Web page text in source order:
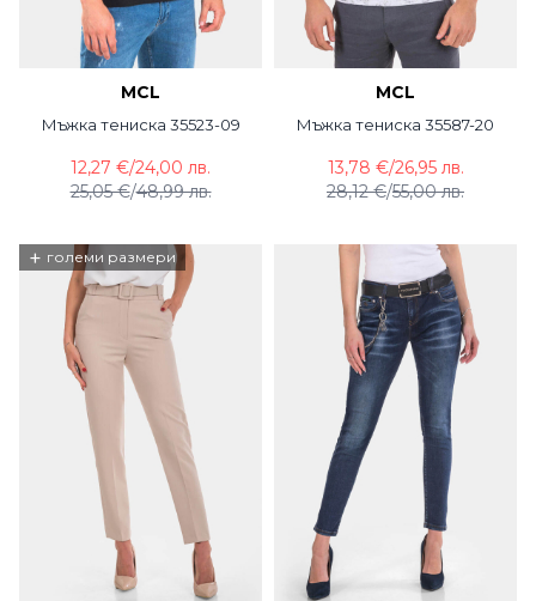
MCL
Мъжка тениска 35523-09
25,05 €/48,99 лв.
12,27 €/24,00 лв.
MCL
Мъжка тениска 35587-20
28,12 €/55,00 лв.
13,78 €/26,95 лв.
+ големи размери